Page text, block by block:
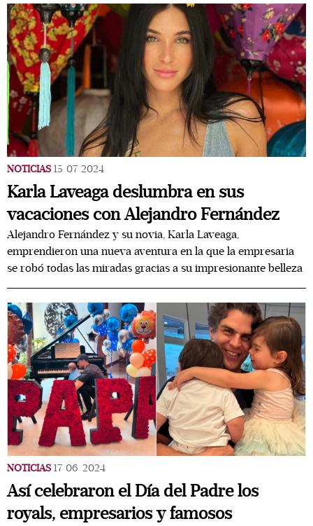
NOTICIAS 15/07/2024
Karla Laveaga deslumbra en sus
vacaciones con Alejandro Fernández
Alejandro Fernández y su novia, Karla Laveaga,
emprendieron una nueva aventura en la que la empresaria
se robó todas las miradas gracias a su impresionante belleza
NOTICIAS 17/06/2024
Así celebraron el Día del Padre los
royals, empresarios y famosos